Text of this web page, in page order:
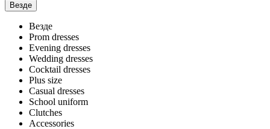
Везде
Везде
Prom dresses
Evening dresses
Wedding dresses
Cocktail dresses
Plus size
Casual dresses
School uniform
Clutches
Accessories